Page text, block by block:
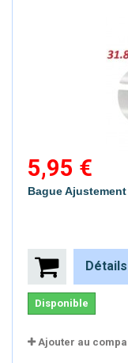
5,95 €
Bague Ajustement
Détails
Disponible
Ajouter au